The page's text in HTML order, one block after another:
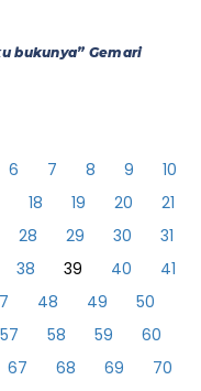
bukunya” Gemari
6 7 8 9
10
18 19 20
21
28 29 30
31
38 39 40
41
48 49
50
57 58 59
60
67 68 69
70